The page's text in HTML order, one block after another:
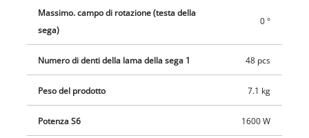
Massimo. campo di rotazione (testa della
sega)
0 °
Numero di denti della lama della sega 1 48 pcs
Peso del prodotto 7.1 kg
Potenza S6 1600 W